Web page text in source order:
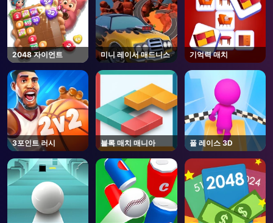
2048 자이언트 미니 레이서 매드니스 기억력 매치
3포인트 러시 블록 매치 매니아 폴 레이스 3D